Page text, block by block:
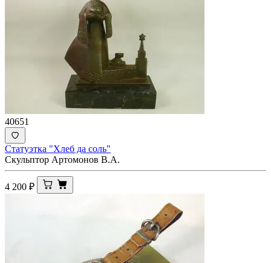
40651
Статуэтка "Хлеб да соль"
Скульптор Артомонов В.А.
4 200 ₽